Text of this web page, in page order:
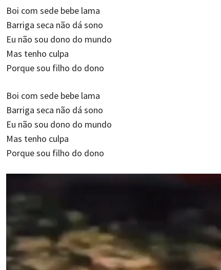
Boi com sede bebe lama
Barriga seca não dá sono
Eu não sou dono do mundo
Mas tenho culpa
Porque sou filho do dono
Boi com sede bebe lama
Barriga seca não dá sono
Eu não sou dono do mundo
Mas tenho culpa
Porque sou filho do dono